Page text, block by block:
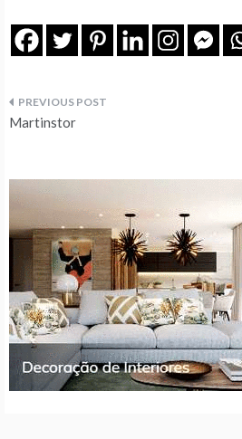
Navegação
artigos
Martinstor